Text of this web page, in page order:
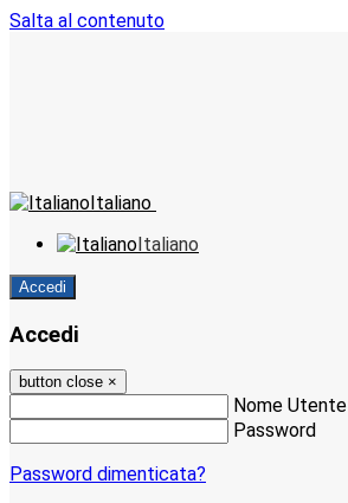
Salta al contenuto
Italiano
Italiano
Accedi
Accedi
button close ×
Nome Utente
Password
Password dimenticata?